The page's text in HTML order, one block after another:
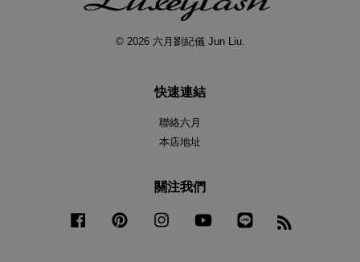
© 2026 六月劉紀儀 Jun Liu.
快速連結
聯絡六月
本店地址
關注我們
Facebook Pinterest Instagram YouTube